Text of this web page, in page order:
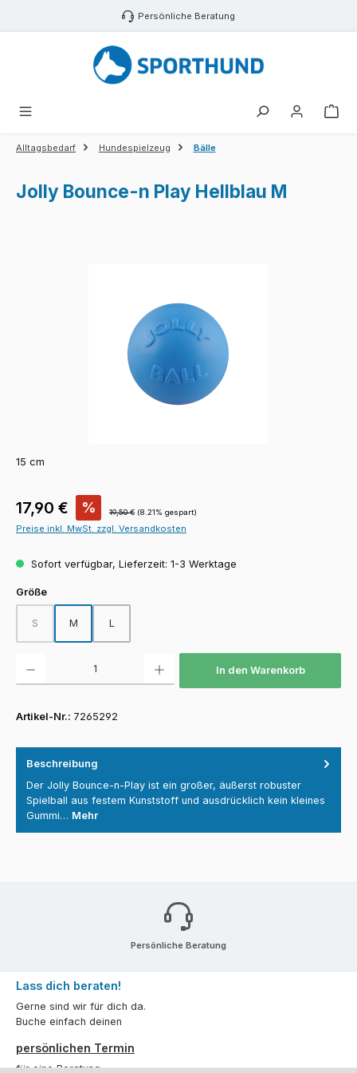
Zum Hauptinhalt springen Persönliche Beratung
Alltagsbedarf Hundespielzeug Bälle
Jolly Bounce-n Play Hellblau M
15 cm
Verkaufspreis:
17,90 € % Regulärer Preis:
19,50 € (8.21% gespart)
Preise inkl. MwSt. zzgl. Versandkosten
Sofort verfügbar, Lieferzeit: 1-3 Werktage
Größeauswählen
S
(Diese Option ist zurzeit nicht verfügbar.)
M L
In den Warenkorb
Artikel-Nr.: 7265292
Beschreibung
Der Jolly Bounce-n-Play ist ein großer, äußerst robuster
Spielball aus festem Kunststoff und ausdrücklich kein kleines
Gummi… Mehr
Persönliche Beratung
Lass dich beraten!
Gerne sind wir für dich da.
Buche einfach deinen
persönlichen Termin
für eine Beratung.